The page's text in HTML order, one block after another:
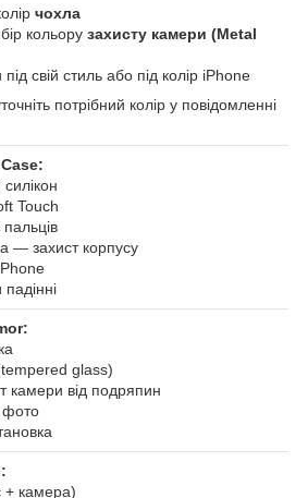
чохла
кольору захисту камери (Metal
свій стиль або під колір iPhone
потрібний колір у повідомленні
Touch
— захист корпусу
(tempered glass)
камери від подряпин
фото
+ камера)